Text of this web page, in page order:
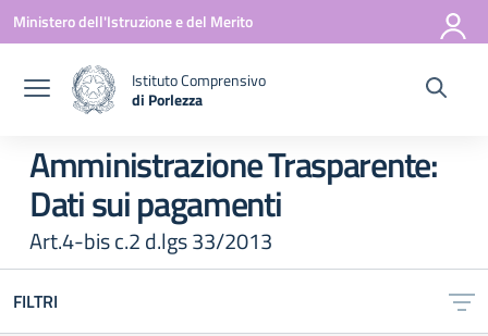
Vai ai contenuti
Vai al menu di navigazione
Vai al footer
Ministero dell'Istruzione e del Merito
Istituto Comprensivo
di Porlezza
Amministrazione Trasparente:
Dati sui pagamenti
Art.4-bis c.2 d.lgs 33/2013
FILTRI